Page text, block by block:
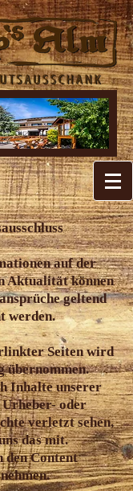
auf der
Aktualität können
geltend
werden.
Seiten wird
übernommen.
Inhalte unserer
oder
verletzt sehen,
das mit.
den Content